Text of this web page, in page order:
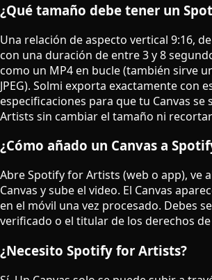
¿Qué tamaño debe tener un
Una relación de aspecto vertical 9:16,
con una duración de entre 3 y 8
como un MP4 en bucle (también sirve
JPEG). Solmi exporta exactamente con
especificaciones para que tu Canvas se
Artists sin cambiar el tamaño ni
¿Cómo añado un Canvas a
Abre Spotify for Artists (web o app), ve
Canvas y sube el video. El Canvas
en el móvil una vez procesado. Debes
verificado o el titular de los derechos de
¿Necesito Spotify for Artists?